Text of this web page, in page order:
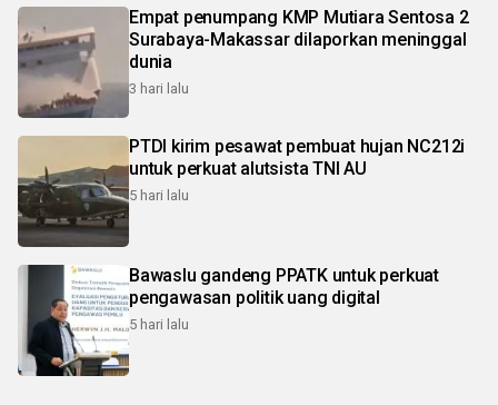
Empat penumpang KMP Mutiara Sentosa 2
Surabaya-Makassar dilaporkan meninggal
dunia
3 hari lalu
PTDI kirim pesawat pembuat hujan NC212i
untuk perkuat alutsista TNI AU
5 hari lalu
Bawaslu gandeng PPATK untuk perkuat
pengawasan politik uang digital
5 hari lalu